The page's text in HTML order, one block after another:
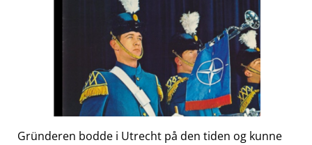
Gründeren bodde i Utrecht på den tiden og kunne